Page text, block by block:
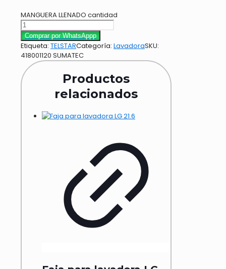
MANGUERA LLENADO cantidad
Comprar por WhatsAppp
Etiqueta: TELSTARCategoría: LavadoraSKU:
418001120 SUMATEC
Productos
relacionados